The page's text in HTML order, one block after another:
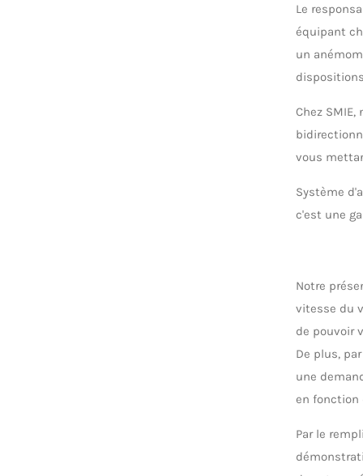
Le
équipant
un
Chez
vous
Système
c'est une
Notre
vitesse du
de pouvoir
De plus,
une
en fonction
Par le